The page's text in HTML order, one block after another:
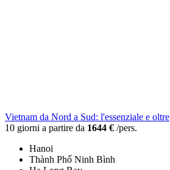
Vietnam da Nord a Sud: l'essenziale e oltre
10 giorni a partire da 1644 € /pers.
Hanoi
Thành Phố Ninh Bình